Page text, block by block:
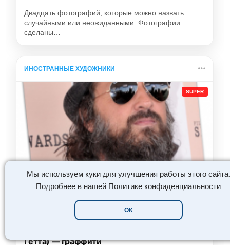
Мы используем куки для улучшения работы этого сайта.
Подробнее в нашей Политике конфиденциальности
ОК
Двадцать фотографий, которые можно назвать
случайными или неожиданными. Фотографии
сделаны…
ИНОСТРАННЫЕ ХУДОЖНИКИ
SUPER
😍
Гетта) — граффити